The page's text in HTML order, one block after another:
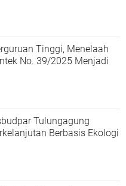
Tinggi, Menelaah
No. 39/2025 Menjadi
Tulungagung
Berbasis Ekologi